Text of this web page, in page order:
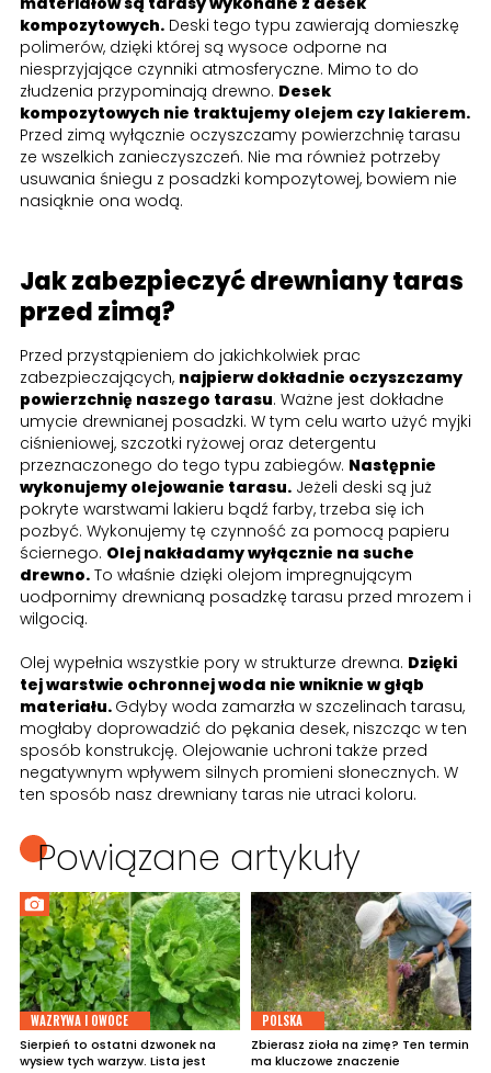
kompozytowych. Deski tego typu zawierają domieszkę
polimerów, dzięki której są wysoce odporne na
niesprzyjające czynniki atmosferyczne. Mimo to do
złudzenia przypominają drewno. Desek
kompozytowych nie traktujemy olejem czy lakierem.
Przed zimą wyłącznie oczyszczamy powierzchnię tarasu
ze wszelkich zanieczyszczeń. Nie ma również potrzeby
usuwania śniegu z posadzki kompozytowej, bowiem nie
nasiąknie ona wodą.
Jak zabezpieczyć drewniany taras
przed zimą?
Przed przystąpieniem do jakichkolwiek prac
zabezpieczających, najpierw dokładnie oczyszczamy
powierzchnię naszego tarasu. Ważne jest dokładne
umycie drewnianej posadzki. W tym celu warto użyć myjki
ciśnieniowej, szczotki ryżowej oraz detergentu
przeznaczonego do tego typu zabiegów. Następnie
wykonujemy olejowanie tarasu. Jeżeli deski są już
pokryte warstwami lakieru bądź farby, trzeba się ich
pozbyć. Wykonujemy tę czynność za pomocą papieru
ściernego. Olej nakładamy wyłącznie na suche
drewno. To właśnie dzięki olejom impregnującym
uodpornimy drewnianą posadzkę tarasu przed mrozem i
wilgocią.
Olej wypełnia wszystkie pory w strukturze drewna. Dzięki
tej warstwie ochronnej woda nie wniknie w głąb
materiału. Gdyby woda zamarzła w szczelinach tarasu,
mogłaby doprowadzić do pękania desek, niszcząc w ten
sposób konstrukcję. Olejowanie uchroni także przed
negatywnym wpływem silnych promieni słonecznych. W
ten sposób nasz drewniany taras nie utraci koloru.
Powiązane artykuły
WAZRYWA I OWOCE
Sierpień to ostatni dzwonek na
wysiew tych warzyw. Lista jest
POLSKA
Zbierasz zioła na zimę? Ten termin
ma kluczowe znaczenie